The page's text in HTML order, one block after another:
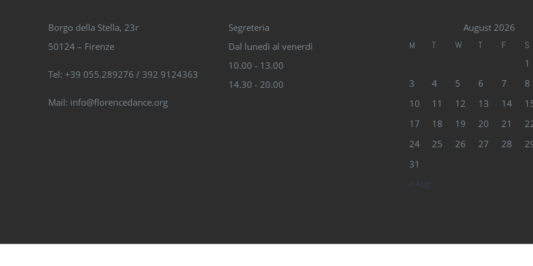
Borgo della Stella, 23r
50124 – Firenze
Tel: +39 055.289276 / 392 9124363
Mail: info@florencedance.org
Segreteria
Dal lunedì al venerdì
10.00 - 13.00
14.30 - 20.00
August 2026
M T W T F S
1
3
4 5 6 7 8
10
11 12 13 14
17
18 19 20 21
24
25 26 27 28
31
« Aug